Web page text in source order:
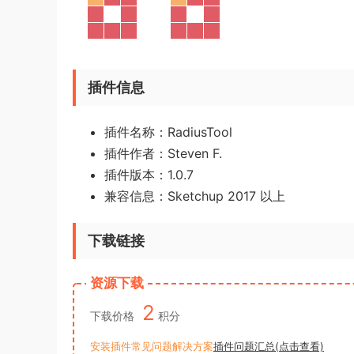
插件信息
插件名称：RadiusTool
插件作者：Steven F.
插件版本：1.0.7
兼容信息：Sketchup 2017 以上
下载链接
资源下载
下载价格 2 积分
安装插件常见问题解决方案插件问题汇总(点击查看)